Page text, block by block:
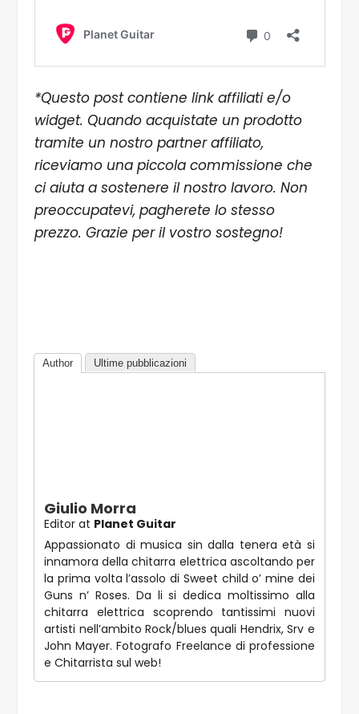
*Questo post contiene link affiliati e/o
widget. Quando acquistate un prodotto
tramite un nostro partner affiliato,
riceviamo una piccola commissione che
ci aiuta a sostenere il nostro lavoro. Non
preoccupatevi, pagherete lo stesso
prezzo. Grazie per il vostro sostegno!
Author Ultime pubblicazioni
Giulio Morra
Editor at Planet Guitar
Appassionato di musica sin dalla tenera età si
innamora della chitarra elettrica ascoltando per
la prima volta l’assolo di Sweet child o’ mine dei
Guns n’ Roses. Da li si dedica moltissimo alla
chitarra elettrica scoprendo tantissimi nuovi
artisti nell’ambito Rock/blues quali Hendrix, Srv e
John Mayer. Fotografo Freelance di professione
e Chitarrista sul web!